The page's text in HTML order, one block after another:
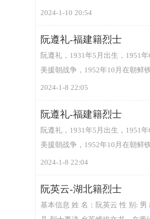
2024-1-10 20:54
阮遵礼-福建籍烈士
阮遵礼，1931年5月出生，1951
美援朝战争，1952年10月在朝鲜
2024-1-8 22:05
阮遵礼-福建籍烈士
阮遵礼，1931年5月出生，1951
美援朝战争，1952年10月在朝鲜
2024-1-8 22:04
阮英云-湖北籍烈士
基本信息 姓 名：阮英云 性 别: